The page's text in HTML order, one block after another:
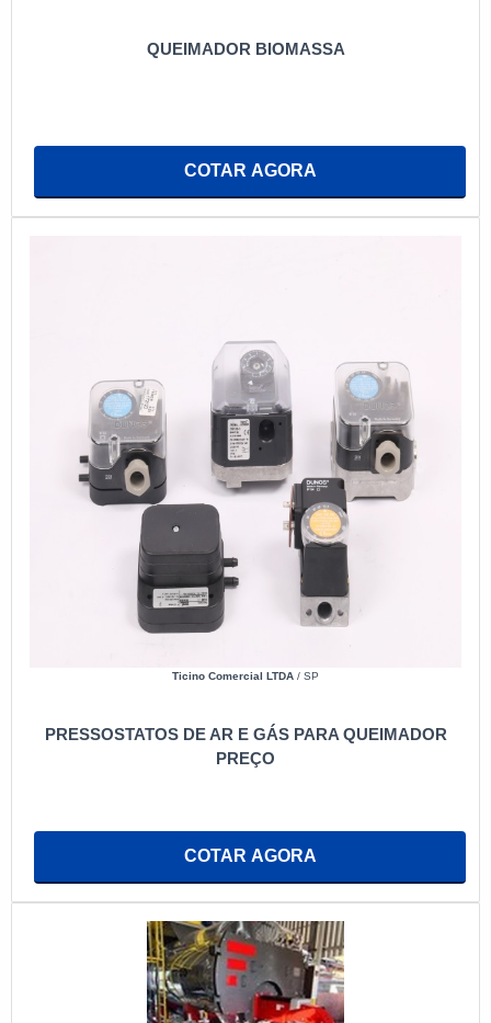
QUEIMADOR BIOMASSA
COTAR AGORA
Ticino Comercial LTDA / SP
PRESSOSTATOS DE AR E GÁS PARA QUEIMADOR
PREÇO
COTAR AGORA